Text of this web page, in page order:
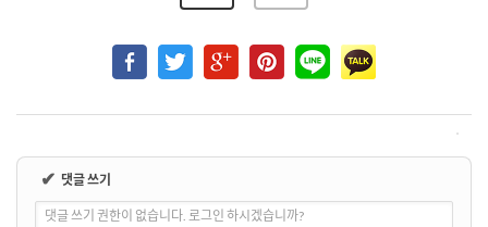
✔ 댓글 쓰기
댓글 쓰기 권한이 없습니다. 로그인 하시겠습니까?